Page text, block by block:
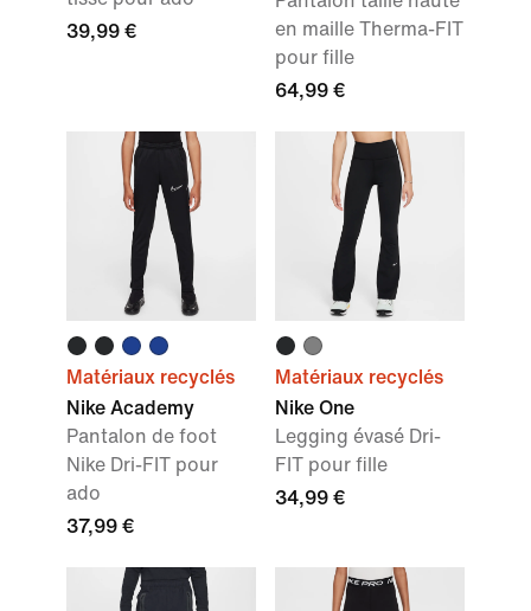
39,99 €
en maille Therma-FIT
pour fille
64,99 €
Matériaux recyclés
Nike Academy
Pantalon de foot
Nike Dri-FIT pour
ado
37,99 €
Matériaux recyclés
Nike One
Legging évasé Dri-
FIT pour fille
34,99 €